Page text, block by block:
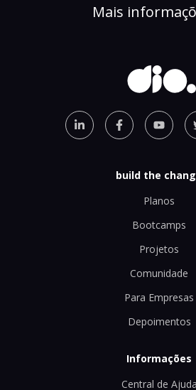
Mais
build the
Planos
Bootcamps
Projetos
Comunidade
Para Empresas
Depoimentos
Informações
Central de Ajuda